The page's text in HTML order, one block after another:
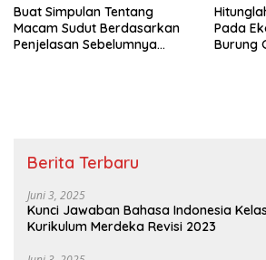
Buat Simpulan Tentang
Macam Sudut Berdasarkan
Penjelasan Sebelumnya
Pada
Burung
Berita Terbaru
Juni 3, 2025
Kunci Jawaban Bahasa Indonesia
Kurikulum Merdeka Revisi 2023